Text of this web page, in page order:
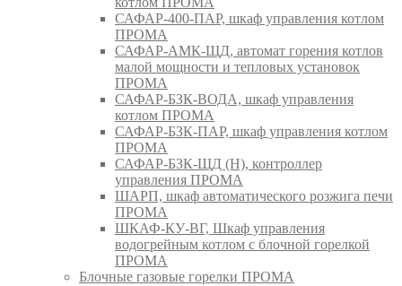
САФАР-400-ПАР, шкаф управления котлом
ПРОМА
САФАР-АМК-ЩД, автомат горения котлов
малой мощности и тепловых установок
ПРОМА
САФАР-БЗК-ВОДА, шкаф управления
котлом ПРОМА
САФАР-БЗК-ПАР, шкаф управления котлом
ПРОМА
САФАР-БЗК-ЩД (Н), контроллер
управления ПРОМА
ШАРП, шкаф автоматического розжига печи
ПРОМА
ШКАФ-КУ-ВГ, Шкаф управления
водогрейным котлом с блочной горелкой
ПРОМА
Блочные газовые горелки ПРОМА